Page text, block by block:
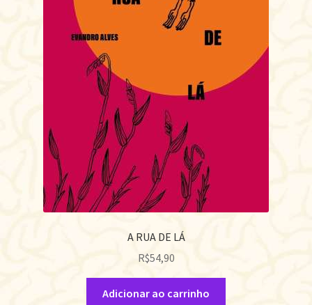
A RUA DE LÁ
R$54,90
Adicionar ao carrinho